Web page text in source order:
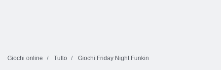
Giochi online Tutto Giochi Friday Night Funkin